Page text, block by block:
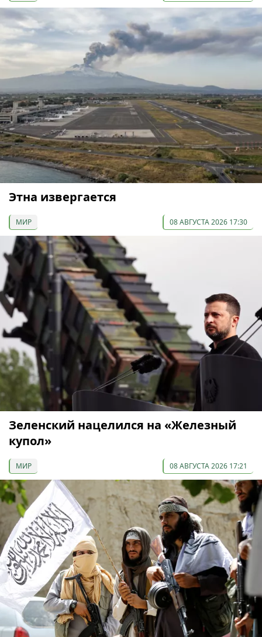
Этна извергается
МИР 08 АВГУСТА 2026 17:30
Зеленский нацелился на «Железный
купол»
МИР 08 АВГУСТА 2026 17:21